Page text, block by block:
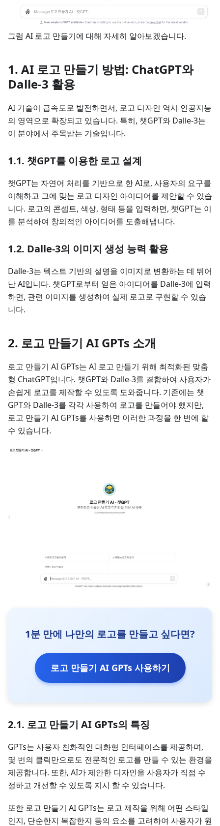
그럼 AI 로고 만들기에 대해 자세히 알아보겠습니다.
1. AI 로고 만들기 방법: ChatGPT와
Dalle-3 활용
AI 기술이 급속도로 발전하면서, 로고 디자인 역시 인공지능
의 영역으로 확장되고 있습니다. 특히, 챗GPT와 Dalle-3는
이 분야에서 주목받는 기술입니다.
1.1. 챗GPT를 이용한 로고 설계
챗GPT는 자연어 처리를 기반으로 한 AI로, 사용자의 요구를
이해하고 그에 맞는 로고 디자인 아이디어를 제안할 수 있습
니다. 로고의 콘셉트, 색상, 형태 등을 입력하면, 챗GPT는 이
를 분석하여 창의적인 아이디어를 도출해냅니다.
1.2. Dalle-3의 이미지 생성 능력 활용
Dalle-3는 텍스트 기반의 설명을 이미지로 변환하는 데 뛰어
난 AI입니다. 챗GPT로부터 얻은 아이디어를 Dalle-3에 입력
하면, 관련 이미지를 생성하여 실제 로고로 구현할 수 있습
니다.
2. 로고 만들기 AI GPTs 소개
로고 만들기 AI GPTs는 AI 로고 만들기 위해 최적화된 맞춤
형 ChatGPT입니다. 챗GPT와 Dalle-3를 결합하여 사용자가
손쉽게 로고를 제작할 수 있도록 도와줍니다. 기존에는 챗
GPT와 Dalle-3를 각각 사용하여 로고를 만들어야 했지만,
로고 만들기 AI GPTs를 사용하면 이러한 과정을 한 번에 할
수 있습니다.
1분 만에 나만의 로고를 만들고 싶다면?
로고 만들기 AI GPTs 사용하기
2.1. 로고 만들기 AI GPTs의 특징
GPTs는 사용자 친화적인 대화형 인터페이스를 제공하며,
몇 번의 클릭만으로도 전문적인 로고를 만들 수 있는 환경을
제공합니다. 또한, AI가 제안한 디자인을 사용자가 직접 수
정하고 개선할 수 있도록 지시 할 수 있습니다.
또한 로고 만들기 AI GPTs는 로고 제작을 위해 어떤 스타일
인지, 단순한지 복잡한지 등의 요소를 고려하여 사용자가 원